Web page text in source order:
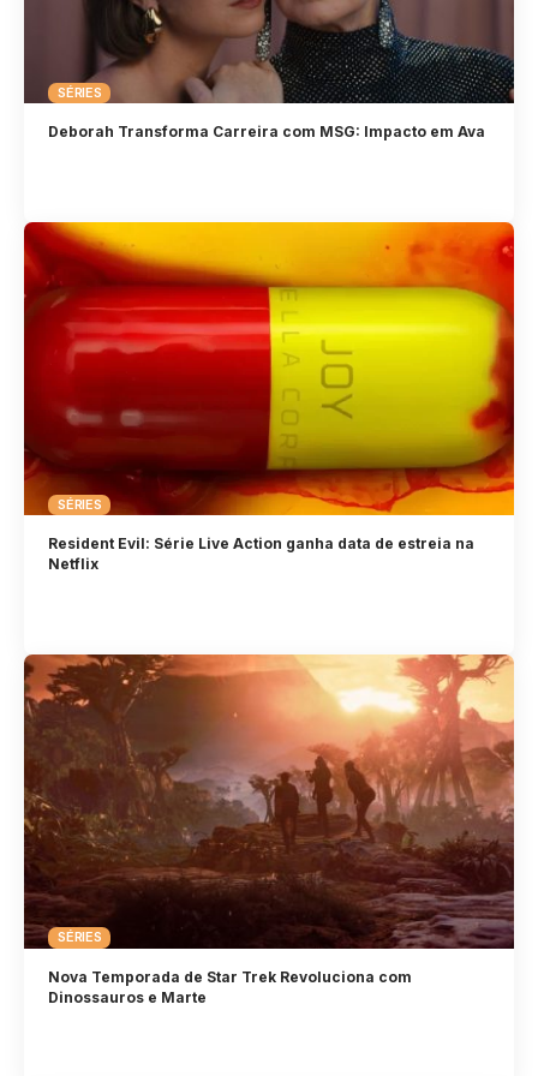
SÉRIES
Deborah Transforma Carreira com MSG: Impacto em Ava
SÉRIES
Resident Evil: Série Live Action ganha data de estreia na
Netflix
SÉRIES
Nova Temporada de Star Trek Revoluciona com
Dinossauros e Marte